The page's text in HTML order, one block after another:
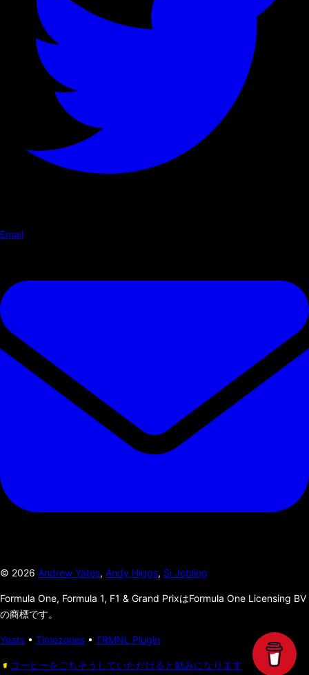
Email
© 2026 Andrew Yates, Andy Higgs, Si Jobling
Formula One, Formula 1, F1 & Grand PrixはFormula One Licensing BV
の商標です。
Years • Timezones • TRMNL Plugin
コーヒーをごちそうしていただけると励みになります